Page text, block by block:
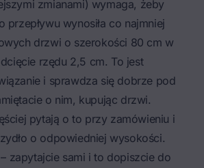
zmianami) wymaga, żeby
przepływu wynosiła co najmniej
drzwi o szerokości 80 cm w
rzędu 2,5 cm. To jest
i sprawdza się dobrze pod
o nim, kupując drzwi.
pytają o to przy zamówieniu i
o odpowiedniej wysokości.
zapytajcie sami i to dopiszcie do